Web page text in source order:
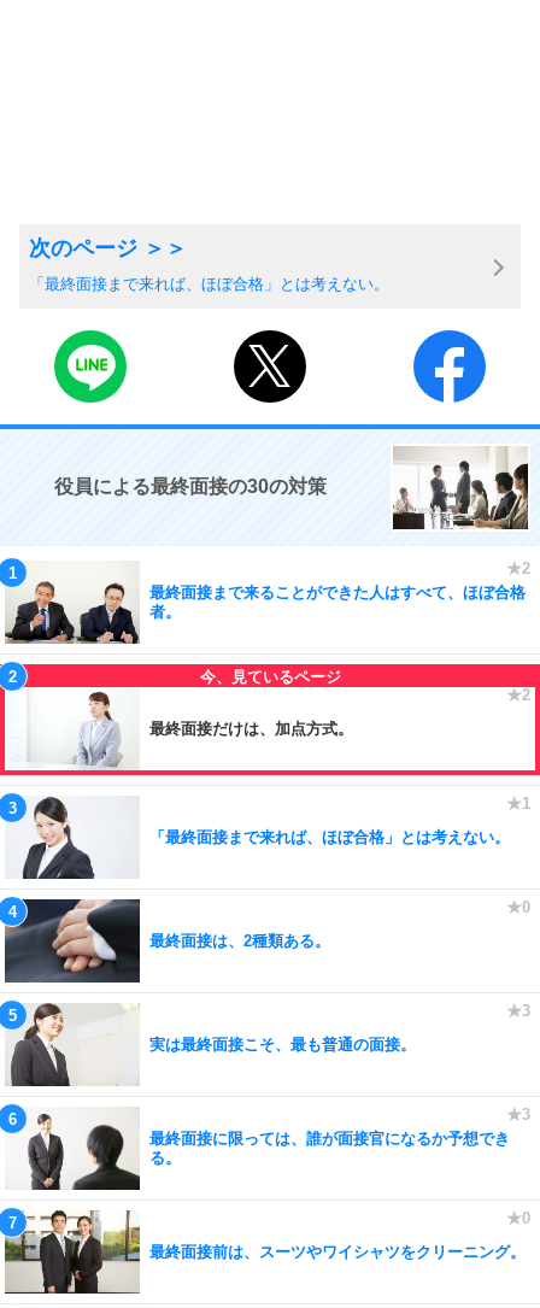
「最終面接まで来れば、ほぼ合格」とは考えない。
役員による最終面接の30の対策
最終面接まで来ることができた人はすべて、ほぼ合格
者。
最終面接だけは、加点方式。
「最終面接まで来れば、ほぼ合格」とは考えない。
最終面接は、2種類ある。
実は最終面接こそ、最も普通の面接。
最終面接に限っては、誰が面接官になるか予想でき
る。
最終面接前は、スーツやワイシャツをクリーニング。